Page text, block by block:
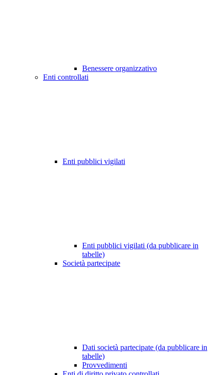
Benessere organizzativo
Enti controllati
Enti pubblici vigilati
Enti pubblici vigilati (da pubblicare in
tabelle)
Società partecipate
Dati società partecipate (da pubblicare in
tabelle)
Provvedimenti